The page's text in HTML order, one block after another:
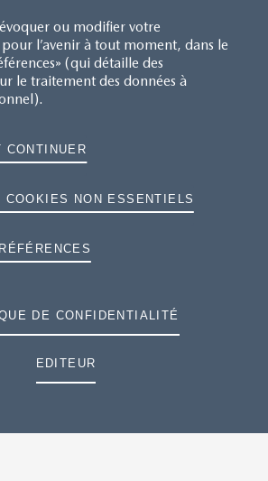
TECHNIQUES
ou modifier votre
l’avenir à tout moment, dans le
(qui détaille des
le traitement des données à
CONTINUER
COOKIES NON ESSENTIELS
DE CONFIDENTIALITÉ
EDITEUR